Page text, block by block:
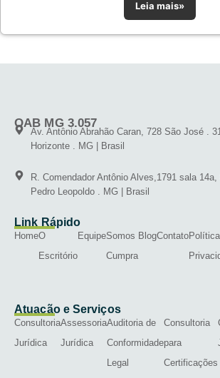
Leia mais»
OAB MG 3.057
Av. Antônio Abrahão Caran, 728 São José .
Horizonte . MG | Brasil
R. Comendador Antônio Alves,1791 sala
Pedro Leopoldo . MG | Brasil
Link Rápido
HomeO
Escritório
EquipeSomos
Cumpra
BlogContato
Atuação e Serviços
Consultoria
Jurídica
Assessoria
Jurídica
Auditoria de
Conformidade
Legal
Consultoria
para
Certificações